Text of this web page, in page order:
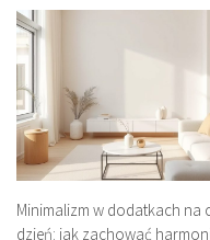
Minimalizm w dodatkach na
dzień: jak zachować